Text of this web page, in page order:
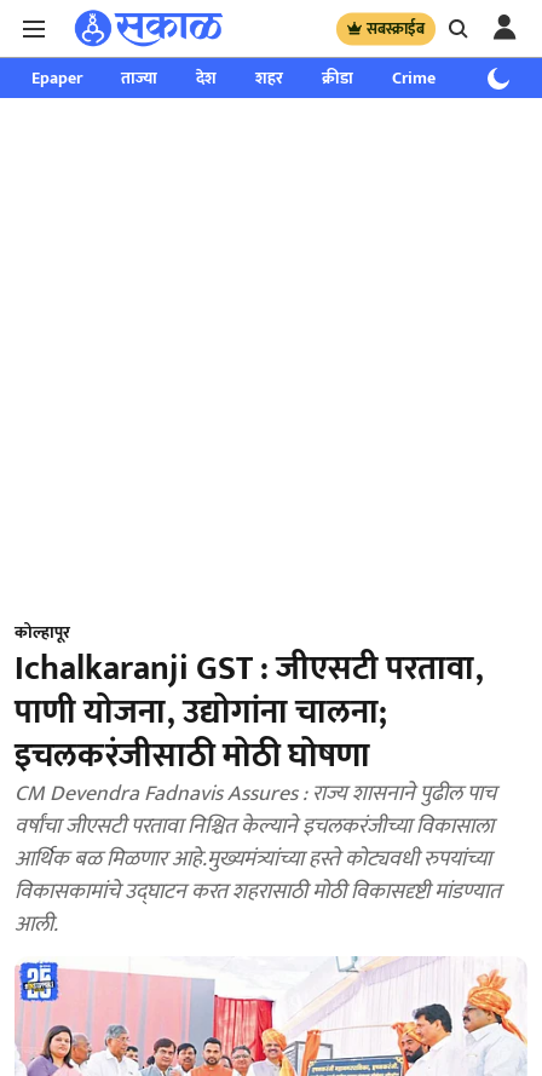
सबस्क्राईब
Epaper ताज्या देश शहर क्रीडा Crime साप्ताहिक
कोल्हापूर
Ichalkaranji GST : जीएसटी परतावा,
पाणी योजना, उद्योगांना चालना;
इचलकरंजीसाठी मोठी घोषणा
CM Devendra Fadnavis Assures : राज्य शासनाने पुढील पाच
वर्षांचा जीएसटी परतावा निश्चित केल्याने इचलकरंजीच्या विकासाला
आर्थिक बळ मिळणार आहे.मुख्यमंत्र्यांच्या हस्ते कोट्यवधी रुपयांच्या
विकासकामांचे उद्घाटन करत शहरासाठी मोठी विकासदृष्टी मांडण्यात
आली.